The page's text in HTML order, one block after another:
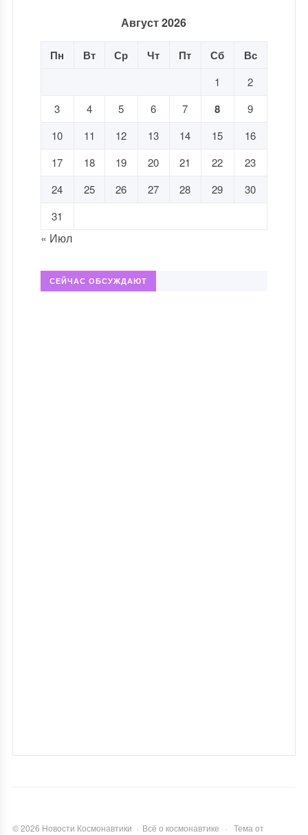
Август 2026
Пн Вт Ср Чт Пт Сб Вс
1
2
3
4 5 6 7 8
9
10
11 12 13 14 15
16
17
18 19 20 21 22
23
24
25 26 27 28 29
30
31
« Июл
СЕЙЧАС ОБСУЖДАЮТ
©2026 Новости Космонавтики · Всё о космонавтике · Тема от